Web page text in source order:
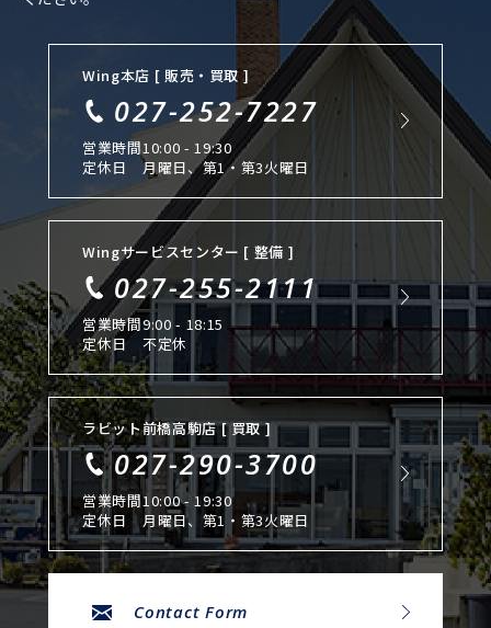
格に含まれています。詳細については、販売店にご確認ください。
自社整備工場を完備しておりますので、納車前にしっかり法定点検
整備させて頂きます♪ また、ご購入後もお客様の大切なお車を車
検、板金塗装、修理に至るまで全力でサポート＆バックアップ致し
ます！！ ——————————————————————————–“
Wing本店 [ 販売・買取 ]
027-252-7227
営業時間10:00 - 19:30
定休日
月曜日、第1・第3火曜日
Wingサービスセンター [ 整備 ]
027-255-2111
営業時間9:00 - 18:15
定休日
不定休
ラビット前橋高駒店 [ 買取 ]
027-290-3700
営業時間10:00 - 19:30
定休日
月曜日、第1・第3火曜日
Contact Form